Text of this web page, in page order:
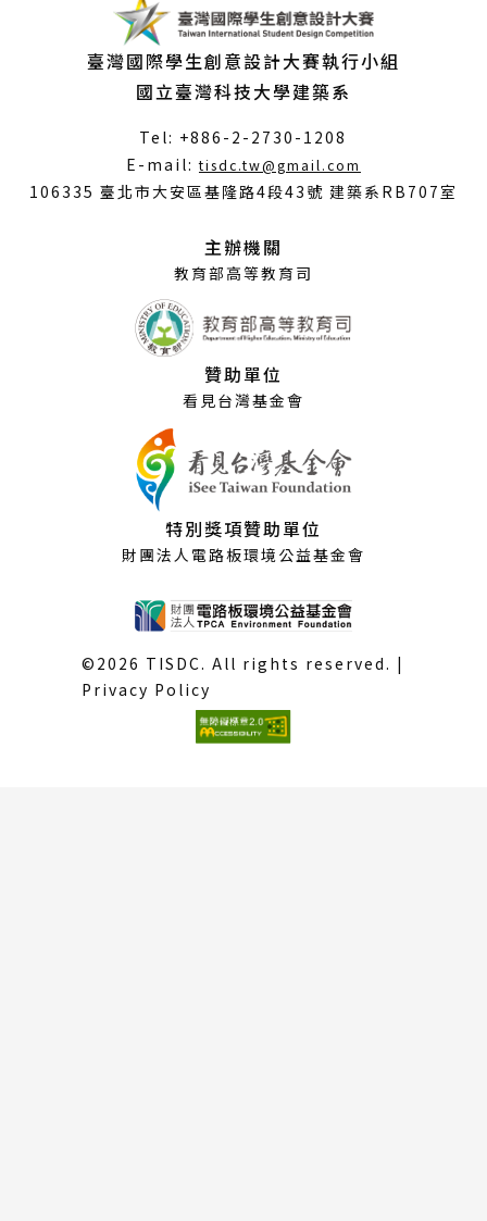
臺灣國際學生創意設計大賽執行小組
國立臺灣科技大學建築系
Tel: +886-2-2730-1208
E-mail:tisdc.tw@gmail.com
開
106335 臺北市大安區基隆路4段43號 建築系RB707室
主辦機關
教育部高等教育司
贊助單位
看見台灣基金會
特別獎項贊助單位
財團法人電路板環境公益基金會
©2026 TISDC. All rights reserved. |
Privacy Policy
(外
部